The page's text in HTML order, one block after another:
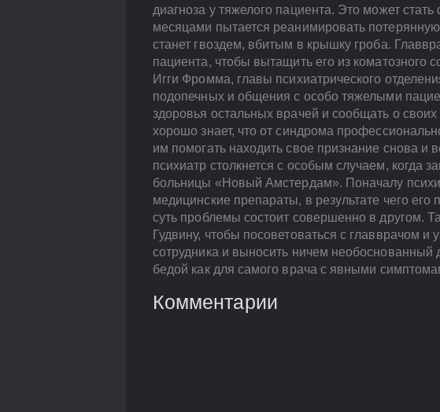
диагноза у тяжелого пациента. Это может
месяцами пытается реанимировать
станет гвоздем, вбитым в крышку гроба.
пациента, чтобы вытащить его из коматозного
Игги Фромма, главы психиатрического
подопечных и общения с особо тяжелыми
здоровья остальных врачей и сообщать о
хорошо знает, что от синдрома
им помогать находить свое признание снова
психиатр столкнется с особым случаем, когда
больницы «Новый Амстердам». Поначалу
медицинские препараты, в результате чего его
суть проблемы состоит совершенно в другом.
Гудвину, чтобы посоветоваться с главврачом и
сотрудника и выносить ничем
бедой как для самого врача с явными
Комментарии